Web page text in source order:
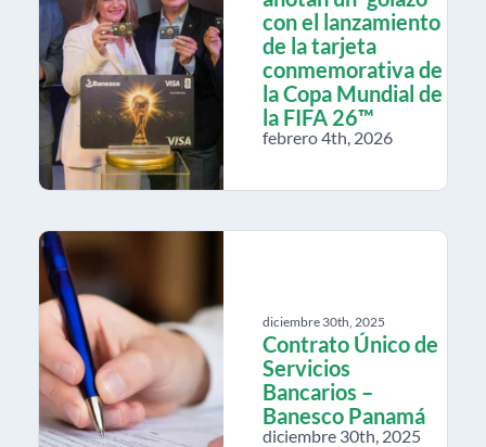
con el lanzamiento
de la tarjeta
conmemorativa de
la Copa Mundial de
la FIFA 26™
febrero 4th, 2026
diciembre 30th, 2025
Contrato Único de
Servicios
Bancarios –
Banesco Panamá
diciembre 30th, 2025